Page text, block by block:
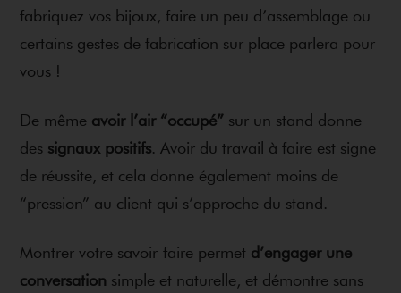
fabriquez vos bijoux, faire un peu d’assemblage ou
certains gestes de fabrication sur place parlera pour
vous !
De même avoir l’air “occupé” sur un stand donne
des signaux positifs. Avoir du travail à faire est signe
de réussite, et cela donne également moins de
“pression” au client qui s’approche du stand.
Montrer votre savoir-faire permet d’engager une
conversation simple et naturelle, et démontre sans